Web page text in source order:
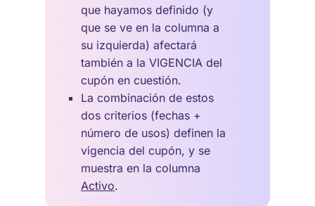
que hayamos definido (y
que se ve en la columna a
su izquierda) afectará
también a la VIGENCIA del
cupón en cuestión.
La combinación de estos
dos criterios (fechas +
número de usos) definen la
vigencia del cupón, y se
muestra en la columna
Activo.